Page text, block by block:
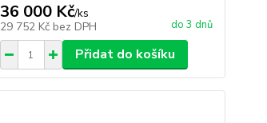
36 000 Kč/ks
29 752 Kč bez DPH do 3 dnů
Přidat do košíku